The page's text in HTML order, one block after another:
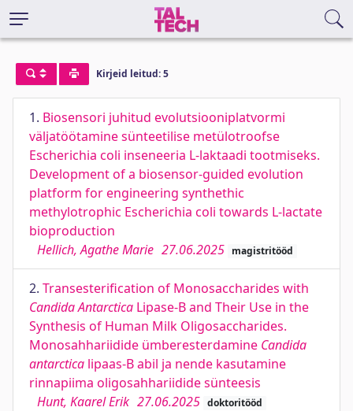
Kirjeid leitud: 5
1. Biosensori juhitud evolutsiooniplatvormi
väljatöötamine sünteetilise metülotroofse
Escherichia coli inseneeria L-laktaadi tootmiseks.
Development of a biosensor-guided evolution
platform for engineering synthethic
methylotrophic Escherichia coli towards L-lactate
bioproduction
Hellich, Agathe Marie 27.06.2025 magistritööd
2. Transesterification of Monosaccharides with
Candida Antarctica Lipase-B and Their Use in the
Synthesis of Human Milk Oligosaccharides.
Monosahhariidide ümberesterdamine Candida
antarctica lipaas-B abil ja nende kasutamine
rinnapiima oligosahhariidide sünteesis
Hunt, Kaarel Erik 27.06.2025 doktoritööd